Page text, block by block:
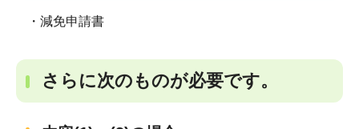
・減免申請書
さらに次のものが必要です。